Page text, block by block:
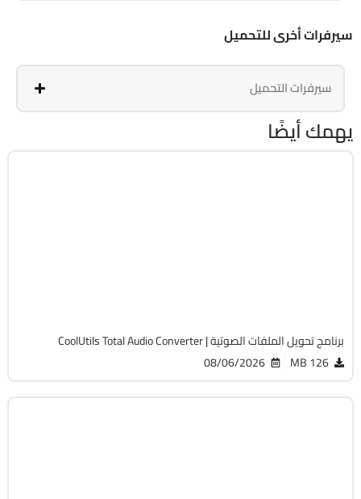
سيرفرات أخرى للتحميل
سيرفرات التحميل
يهمك أيضًا
برنامج تحويل الملفات الصوتية | CoolUtils Total Audio Converter
126 MB
08/06/2026